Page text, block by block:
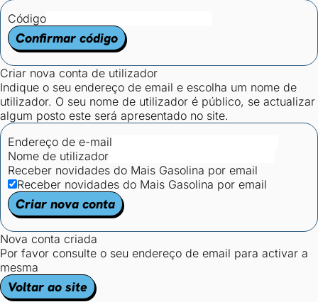
Código
Confirmar código
Criar nova conta de utilizador
Indique o seu endereço de email e escolha um nome de
utilizador. O seu nome de utilizador é público, se actualizar
algum posto este será apresentado no site.
Endereço de e-mail
Nome de utilizador
Receber novidades do Mais Gasolina por email
Receber novidades do Mais Gasolina por email
Criar nova conta
Nova conta criada
Por favor consulte o seu endereço de email para activar a
mesma
Voltar ao site